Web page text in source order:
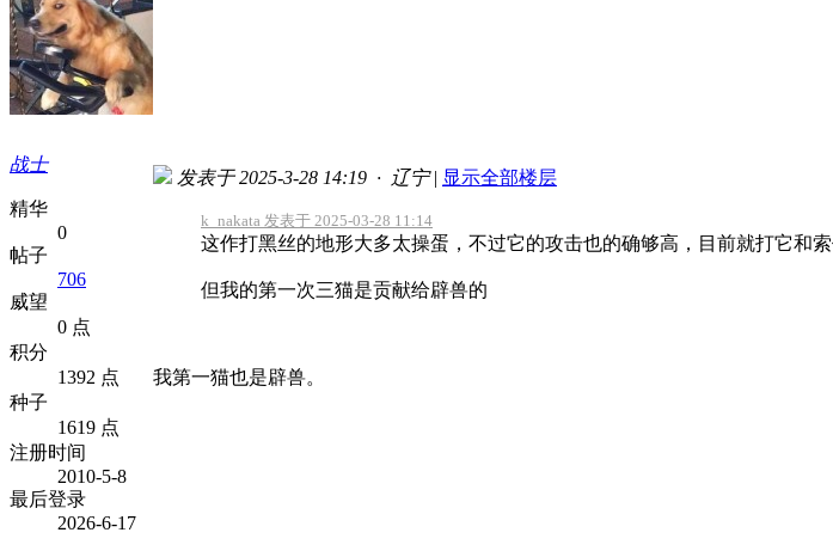
战士
精华
0
帖子
706
威望
0 点
积分
1392 点
种子
1619 点
注册时间
2010-5-8
最后登录
2026-6-17
发表于 2025-3-28 14:19 · 辽宁 | 显示全部楼层
k_nakata 发表于 2025-03-28 11:14
这作打黑丝的地形大多太操蛋，不过它的攻击也的确够高，目前就打它和
但我的第一次三猫是贡献给辟兽的
我第一猫也是辟兽。